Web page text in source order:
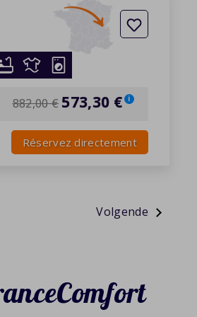
882,00 € 573,30 € i
Réservez directement